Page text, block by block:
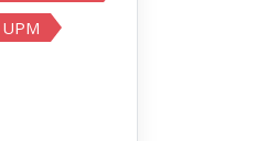
UPM